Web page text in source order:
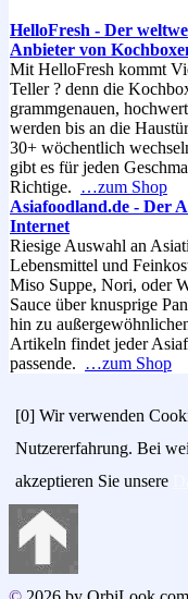
HelloFresh - Der
Anbieter von
Mit HelloFresh kommt
Teller ? denn die
grammgenauen,
werden bis an die
30+ wöchentlich
gibt es für jeden
Richtige. …zum Shop
Asiafoodland.de - Der
Internet
Riesige Auswahl an
Lebensmittel und
Miso Suppe, Nori, oder
Sauce über knusprige
hin zu
Artikeln findet jeder
passende. …zum Shop
[0] Wir verwenden
Nutzererfahrung. Bei
akzeptieren Sie unsere